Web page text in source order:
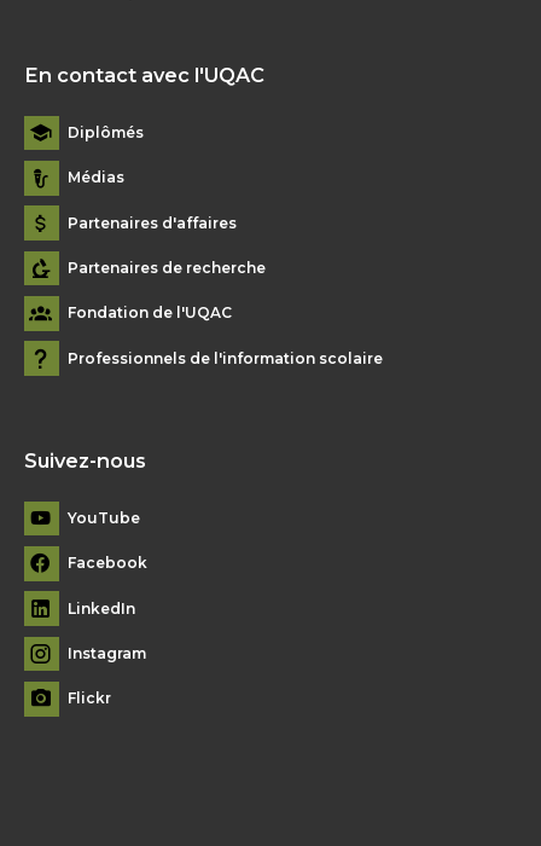
En contact avec l'UQAC
Diplômés
Médias
Partenaires d'affaires
Partenaires de recherche
Fondation de l'UQAC
Professionnels de l'information scolaire
Suivez-nous
YouTube
Facebook
LinkedIn
Instagram
Flickr